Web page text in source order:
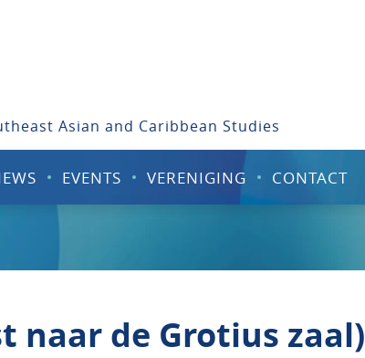
Asian and Caribbean Studies
EVENTS VERENIGING CONTACT
naar de Grotius zaal)